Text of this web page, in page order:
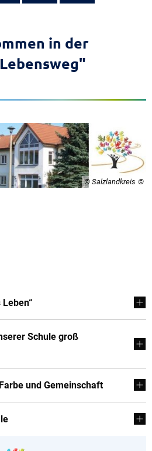
in der
© Salzlandkreis
Schule groß
und Gemeinschaft